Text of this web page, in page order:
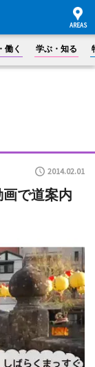
働く 学ぶ・知る
2014.02.01
で道案内